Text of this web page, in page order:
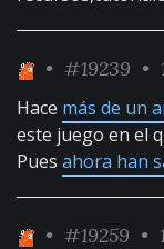
• #19239 •
Hace más de un
este juego en el
Pues ahora han
• #19259 •